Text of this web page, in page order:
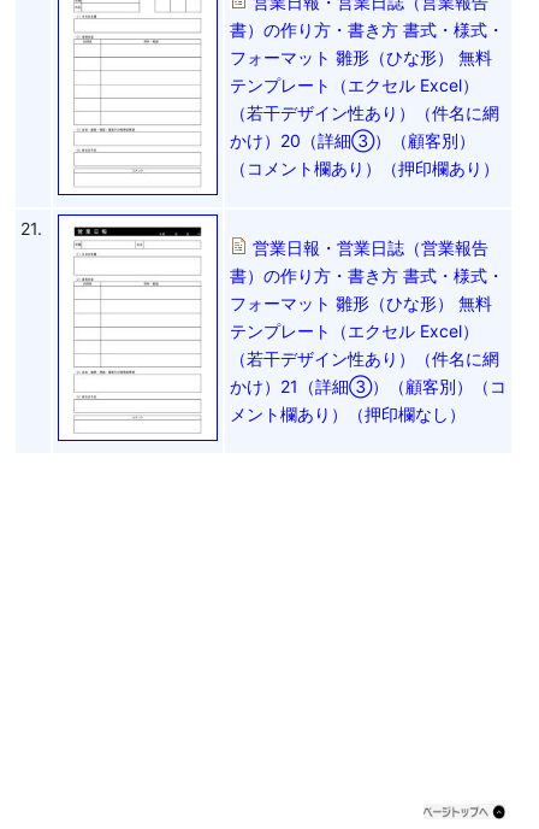
書）の作り方・書き方 書式・様式・
フォーマット 雛形（ひな形） 無料
テンプレート（エクセル Excel）
（若干デザイン性あり）（件名に網
かけ）20（詳細③）（顧客別）
（コメント欄あり）（押印欄あり）
21.
営業日報・営業日誌（営業報告
書）の作り方・書き方 書式・様式・
フォーマット 雛形（ひな形） 無料
テンプレート（エクセル Excel）
（若干デザイン性あり）（件名に網
かけ）21（詳細③）（顧客別）（コ
メント欄あり）（押印欄なし）